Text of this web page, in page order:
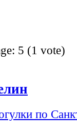
5 (1 vote)
по